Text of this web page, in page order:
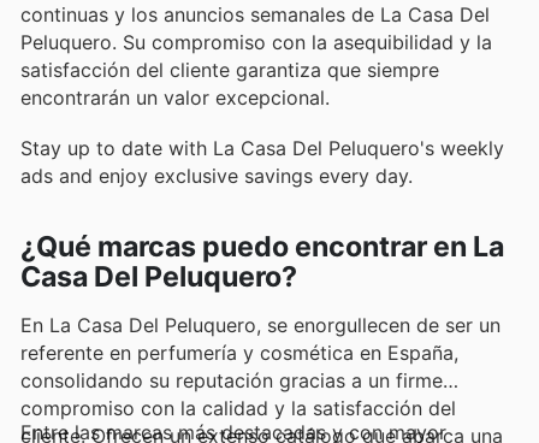
continuas y los anuncios semanales de La Casa Del
Peluquero. Su compromiso con la asequibilidad y la
satisfacción del cliente garantiza que siempre
encontrarán un valor excepcional.
Stay up to date with La Casa Del Peluquero's weekly
ads and enjoy exclusive savings every day.
¿Qué marcas puedo encontrar en La
Casa Del Peluquero?
En La Casa Del Peluquero, se enorgullecen de ser un
referente en perfumería y cosmética en España,
consolidando su reputación gracias a un firme
compromiso con la calidad y la satisfacción del
cliente. Ofrecen un extenso catálogo que abarca una
Entre las marcas más destacadas y con mayor